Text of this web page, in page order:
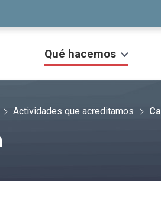
Qué hacemos
Actividades que acreditamos